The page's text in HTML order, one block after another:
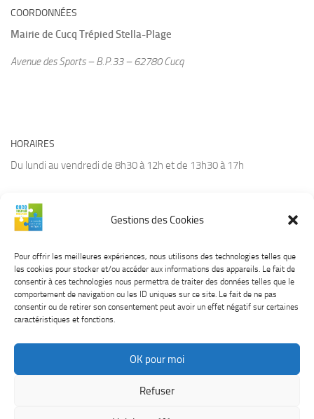
Gestions des Cookies
Pour offrir les meilleures expériences, nous utilisons des technologies telles que
les cookies pour stocker et/ou accéder aux informations des appareils. Le fait de
consentir à ces technologies nous permettra de traiter des données telles que le
comportement de navigation ou les ID uniques sur ce site. Le fait de ne pas
consentir ou de retirer son consentement peut avoir un effet négatif sur certaines
caractéristiques et fonctions.
OK pour moi
Refuser
COORDONNÉES
Mairie de Cucq Trépied Stella-Plage
Avenue des Sports – B.P.33 – 62780 Cucq
HORAIRES
Du lundi au vendredi de 8h30 à 12h et de 13h30 à 17h
CONTACT
Courriel : contact@cucq.fr
Site Internet : www.cucq.fr
CUCQ TREPIED STELLA © 2026. Tous droits réservés.